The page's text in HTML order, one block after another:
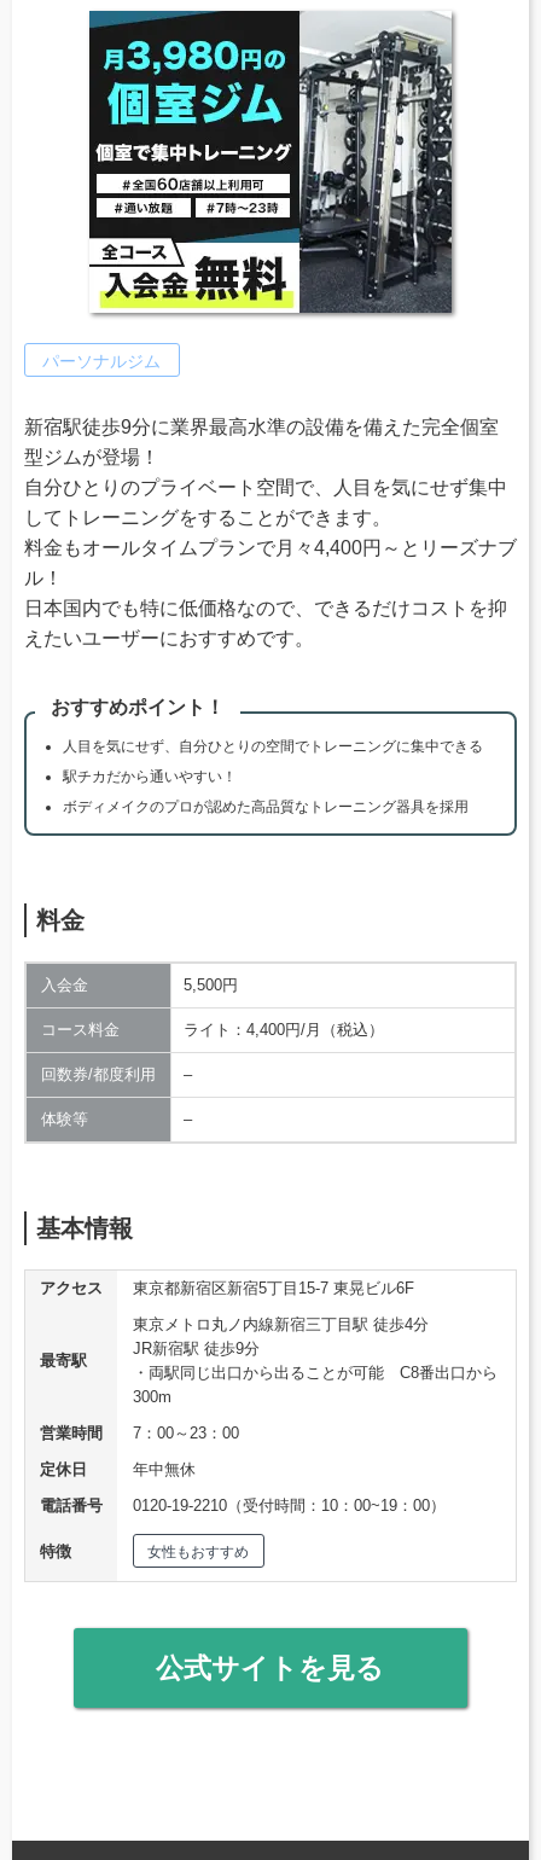
パーソナルジム
新宿駅徒歩9分に業界最高水準の設備を備えた完全個室
型ジムが登場！
自分ひとりのプライベート空間で、人目を気にせず集中
してトレーニングをすることができます。
料金もオールタイムプランで月々4,400円～とリーズナブ
ル！
日本国内でも特に低価格なので、できるだけコストを抑
えたいユーザーにおすすめです。
おすすめポイント！
人目を気にせず、自分ひとりの空間でトレーニングに集中できる
駅チカだから通いやすい！
ボディメイクのプロが認めた高品質なトレーニング器具を採用
料金
入会金 5,500円
コース料金 ライト：4,400円/月（税込）
回数券/都度利用 –
体験等 –
基本情報
アクセス 東京都新宿区新宿5丁目15-7 東晃ビル6F
最寄駅
東京メトロ丸ノ内線新宿三丁目駅 徒歩4分
JR新宿駅 徒歩9分
・両駅同じ出口から出ることが可能 C8番出口から
300m
営業時間
7：00～23：00
定休日
年中無休
電話番号
0120-19-2210（受付時間：10：00~19：00）
特徴 女性もおすすめ
公式サイトを見る